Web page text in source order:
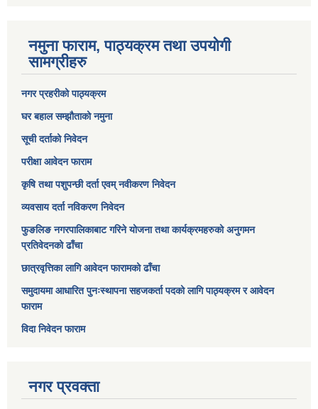
नमुना फाराम, पाठ्यक्रम तथा उपयोगी
सामग्रीहरु
नगर प्रहरीको पाठ्यक्रम
घर बहाल सम्झौताको नमुना
सूची दर्ताको निवेदन
परीक्षा आवेदन फाराम
कृषि तथा पशुपन्छी दर्ता एवम् नवीकरण निवेदन
व्यवसाय दर्ता नविकरण निवेदन
फुङलिङ नगरपालिकाबाट गरिने योजना तथा कार्यक्रमहरुको अनुगमन
प्रतिवेदनको ढाँचा
छात्रवृत्तिका लागि आवेदन फारामको ढाँचा
समुदायमा आधारित पुनःस्थापना सहजकर्ता पदको लागि पाठ्यक्रम र आवेदन
फाराम
विदा निवेदन फाराम
नगर प्रवक्ता